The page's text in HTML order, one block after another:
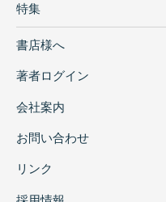
特集
書店様へ
著者ログイン
会社案内
お問い合わせ
リンク